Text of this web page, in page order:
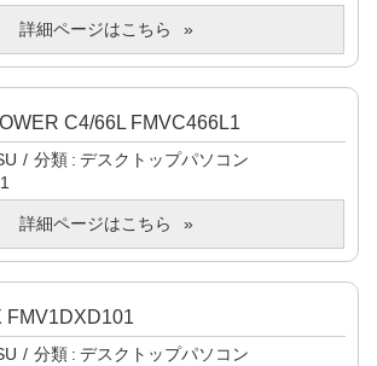
詳細ページはこちら
C4/66L FMVC466L1
分類
デスクトップパソコン
詳細ページはこちら
FMV1DXD101
分類
デスクトップパソコン